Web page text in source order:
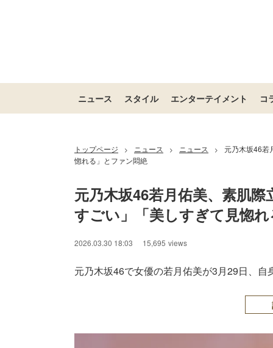
ニュース スタイル エンターテイメント コ
トップページ > ニュース > ニュース >
元乃木坂46若
惚れる」とファン悶絶
元乃木坂46若月佑美、素肌
すごい」「美しすぎて見惚
2026.03.30 18:03 15,695 views
元乃木坂46で女優の若月佑美が3月29日、